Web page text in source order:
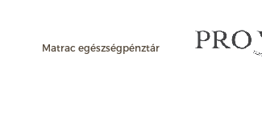
Matrac egészségpénztár